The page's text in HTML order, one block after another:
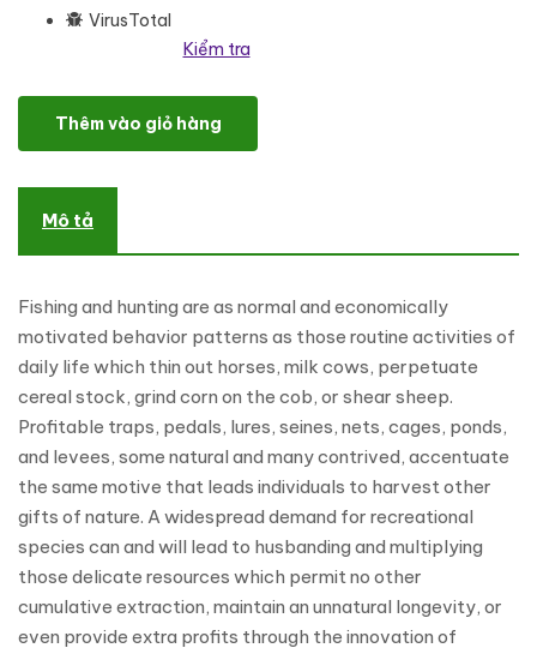
VirusTotal
Kiểm tra
Fisclub - Fishing & Hunting WordPress Theme số lượng
Thêm vào giỏ hàng
Mô tả
Fishing and hunting are as normal and economically
motivated behavior patterns as those routine activities of
daily life which thin out horses, milk cows, perpetuate
cereal stock, grind corn on the cob, or shear sheep.
Profitable traps, pedals, lures, seines, nets, cages, ponds,
and levees, some natural and many contrived, accentuate
the same motive that leads individuals to harvest other
gifts of nature. A widespread demand for recreational
species can and will lead to husbanding and multiplying
those delicate resources which permit no other
cumulative extraction, maintain an unnatural longevity, or
even provide extra profits through the innovation of